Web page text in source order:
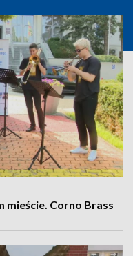
mieście. Corno Brass